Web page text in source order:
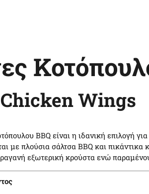
Wings
BBQ είναι η ιδανική επιλογή
με πλούσια σάλτσα BBQ και
εξωτερική κρούστα ενώ